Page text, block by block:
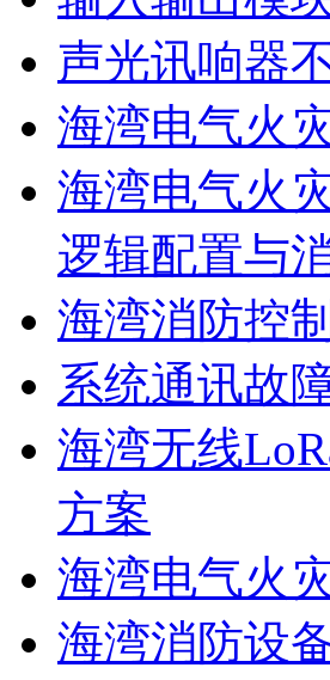
声光讯响器
海湾电气火
海湾电气火
逻辑配置与
海湾消防控
系统通讯故
海湾无线
方案
海湾电气火
海湾消防设